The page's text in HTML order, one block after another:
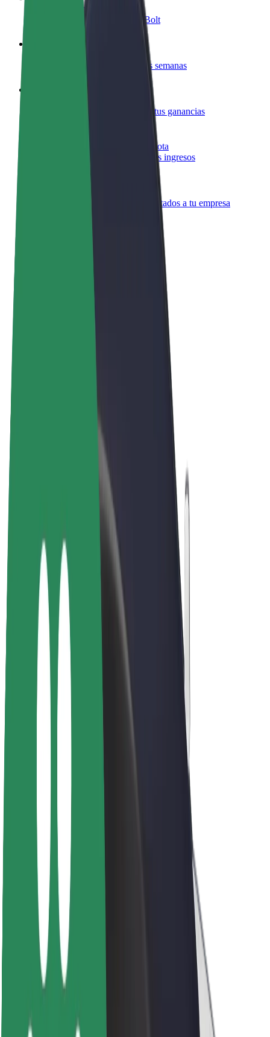
Colaborar como conductor
Gana dinero colaborando con Bolt
Colaborar como repartidor
Repartí comida y cobrá todas las semanas
Llegá a más clientes y maximizá tus ganancias
Registrarse como propietario de flota
Añadí tu flota a Bolt y potenciá tus ingresos
Productos y servicios de Bolt adaptados a tu empresa
Colabora con Bolt
Conductores
Ingresos de conductor/a
Repartidores
Ingresos de repartidor
Comercios de Bolt Food
Franquicias
Blog
Directrices de la marca
Misión
Relación con inversores
Liderazgo
Marca
Medios